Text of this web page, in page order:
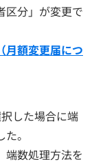
区分」が変更で
月額変更届につ
した場合に端
。
端数処理方法を